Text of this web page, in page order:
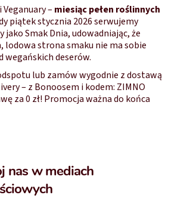
– miesiąc pełen roślinnych
piątek stycznia 2026 serwujemy
jako Smak Dnia, udowadniając, że
lodowa strona smaku nie ma sobie
wegańskich deserów.
lub zamów wygodnie z dostawą
– z Bonoosem i kodem: ZIMNO
za 0 zł! Promocja ważna do końca
nas w mediach